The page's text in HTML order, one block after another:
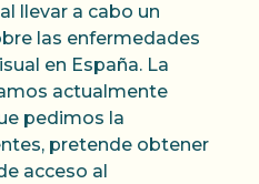
llevar a cabo un
las enfermedades
en España. La
actualmente
pedimos la
pretende obtener
acceso al